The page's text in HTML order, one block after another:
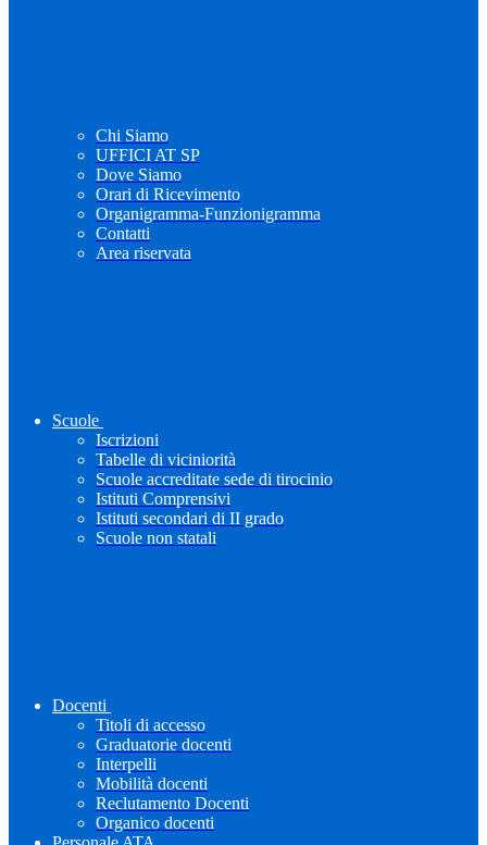
Chi Siamo
UFFICI AT SP
Dove Siamo
Orari di Ricevimento
Organigramma-Funzionigramma
Contatti
Area riservata
Scuole
Iscrizioni
Tabelle di viciniorità
Scuole accreditate sede di tirocinio
Istituti Comprensivi
Istituti secondari di II grado
Scuole non statali
Docenti
Titoli di accesso
Graduatorie docenti
Interpelli
Mobilità docenti
Reclutamento Docenti
Organico docenti